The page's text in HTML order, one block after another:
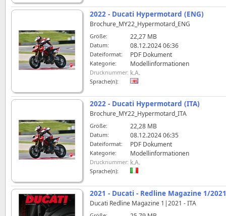
2022 - Ducati Hypermotard (ENG)
Brochure_MY22_Hypermotard_ENG
Größe: 22,27 MB
Datum: 08.12.2024 06:36
Dateiformat: PDF Dokument
Kategorie: Modellinformationen
Drucknummer: k.A.
Sprache(n):
2022 - Ducati Hypermotard (ITA)
Brochure_MY22_Hypermotard_ITA
Größe: 22,28 MB
Datum: 08.12.2024 06:35
Dateiformat: PDF Dokument
Kategorie: Modellinformationen
Drucknummer: k.A.
Sprache(n):
2021 - Ducati - Redline Magazine 1/
Ducati Redline Magazine 1|2021 - ITA